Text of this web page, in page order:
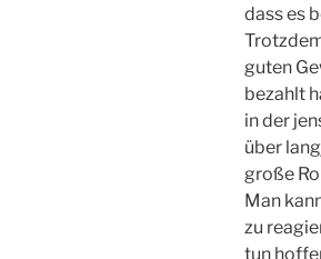
dass es
guten
bezahlt
in der
über
große
Man
zu
tun